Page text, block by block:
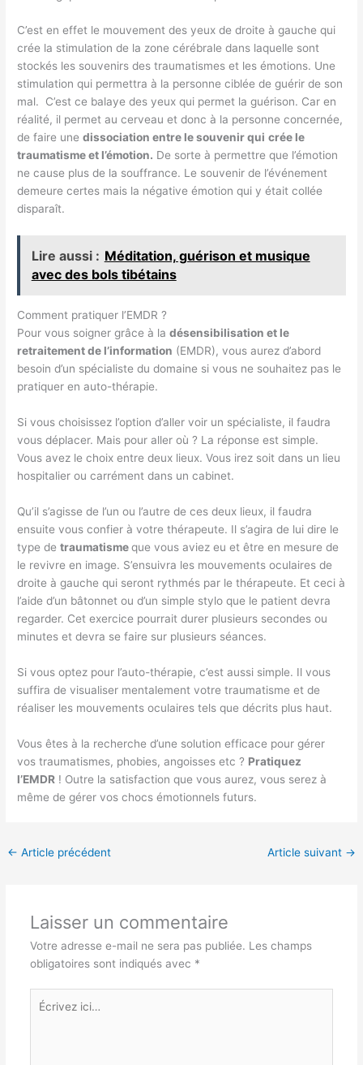
C’est en effet le mouvement des yeux de droite à gauche qui
crée la stimulation de la zone cérébrale dans laquelle sont
stockés les souvenirs des traumatismes et les émotions. Une
stimulation qui permettra à la personne ciblée de guérir de son
mal. C’est ce balaye des yeux qui permet la guérison. Car en
réalité, il permet au cerveau et donc à la personne concernée,
de faire unedissociation entre le souvenir qui crée le
traumatisme et l’émotion. De sorte à permettre que l’émotion
ne cause plus de la souffrance. Le souvenir de l’événement
demeure certes mais la négative émotion qui y était collée
disparaît.
Lire aussi : Méditation, guérison et musique
avec des bols tibétains
Comment pratiquer l’EMDR ?
Pour vous soigner grâce à ladésensibilisation et le
retraitement de l’information (EMDR), vous aurez d’abord
besoin d’un spécialiste du domaine si vous ne souhaitez pas le
pratiquer en auto-thérapie.
Si vous choisissez l’option d’aller voir un spécialiste, il faudra
vous déplacer. Mais pour aller où ? La réponse est simple.
Vous avez le choix entre deux lieux. Vous irez soit dans un lieu
hospitalier ou carrément dans un cabinet.
Qu’il s’agisse de l’un ou l’autre de ces deux lieux, il faudra
ensuite vous confier à votre thérapeute. Il s’agira de lui dire le
type detraumatismeque vous aviez eu et être en mesure de
le revivre en image. S’ensuivra les mouvements oculaires de
droite à gauche qui seront rythmés par le thérapeute. Et ceci à
l’aide d’un bâtonnet ou d’un simple stylo que le patient devra
regarder. Cet exercice pourrait durer plusieurs secondes ou
minutes et devra se faire sur plusieurs séances.
Si vous optez pour l’auto-thérapie, c’est aussi simple. Il vous
suffira de visualiser mentalement votre traumatisme et de
réaliser les mouvements oculaires tels que décrits plus haut.
Vous êtes à la recherche d’une solution efficace pour gérer
vos traumatismes, phobies, angoisses etc ? Pratiquez
l’EMDR ! Outre la satisfaction que vous aurez, vous serez à
même de gérer vos chocs émotionnels futurs.
← Article précédent Article suivant →
Laisser un commentaire
Votre adresse e-mail ne sera pas publiée. Les champs
obligatoires sont indiqués avec *
Écrivez
ici…